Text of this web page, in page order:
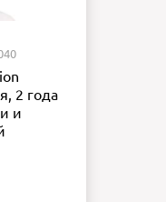
2 года
и